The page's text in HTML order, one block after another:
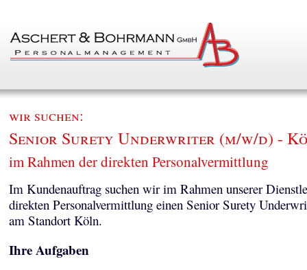
wir suchen:
Senior Surety Underwriter (m/w/d) -
im Rahmen der direkten Personalvermittlung
Im Kundenauftrag suchen wir im Rahmen unserer
direkten Personalvermittlung einen Senior Surety
am Standort Köln.
Ihre Aufgaben